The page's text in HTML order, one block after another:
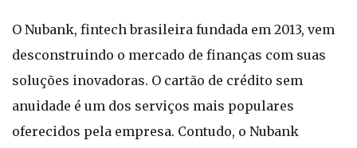
O Nubank, fintech brasileira fundada em 2013, vem
desconstruindo o mercado de finanças com suas
soluções inovadoras. O cartão de crédito sem
anuidade é um dos serviços mais populares
oferecidos pela empresa. Contudo, o Nubank